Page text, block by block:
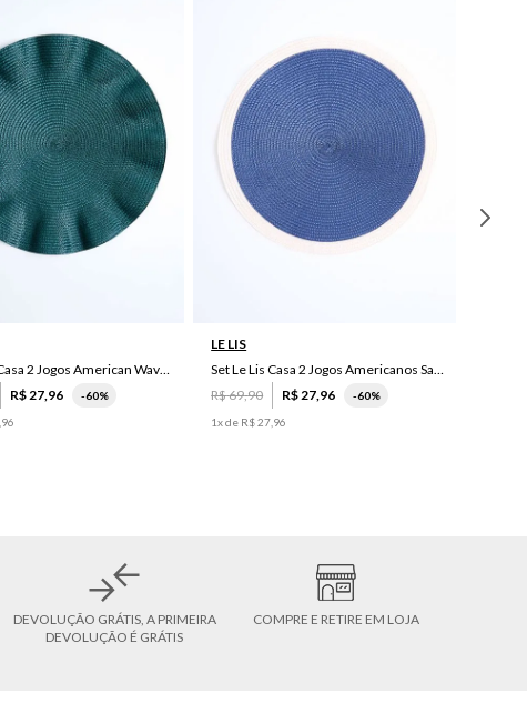
Set Le Lis Casa 2 Jogos American Wave Green
R$27,96 -60%
96
LE LIS
Set Le Lis Casa 2 Jogos Americanos Saruê II
R$69,90 R$27,96 -60%
1x de R$27 96
DEVOLUÇÃO GRÁTIS, A PRIMEIRA
DEVOLUÇÃO É GRÁTIS
COMPRE E RETIRE EM LOJA